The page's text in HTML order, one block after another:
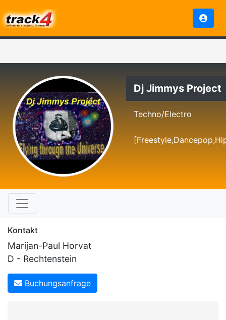
Dj Jimmys Project
Techno/Electro
Kontakt
Marijan-Paul Horvat
D - Rechtenstein
Buchungsanfrage